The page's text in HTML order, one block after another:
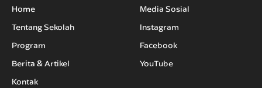
Home
Tentang Sekolah
Program
Berita & Artikel
Kontak
Media Sosial
Instagram
Facebook
YouTube